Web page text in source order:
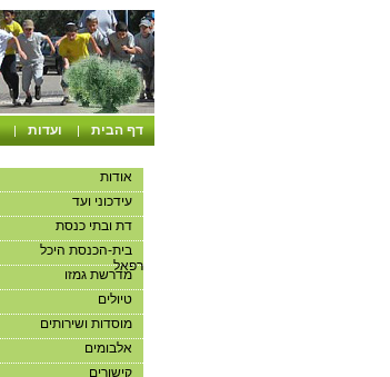
דף הבית | ועדות |
אודות
עידכוני ועד
דת ובתי כנסת
בית-הכנסת היכל
רפאל
מדרשת גמזו
טיולים
מוסדות ושירותים
אלבומים
קישורים